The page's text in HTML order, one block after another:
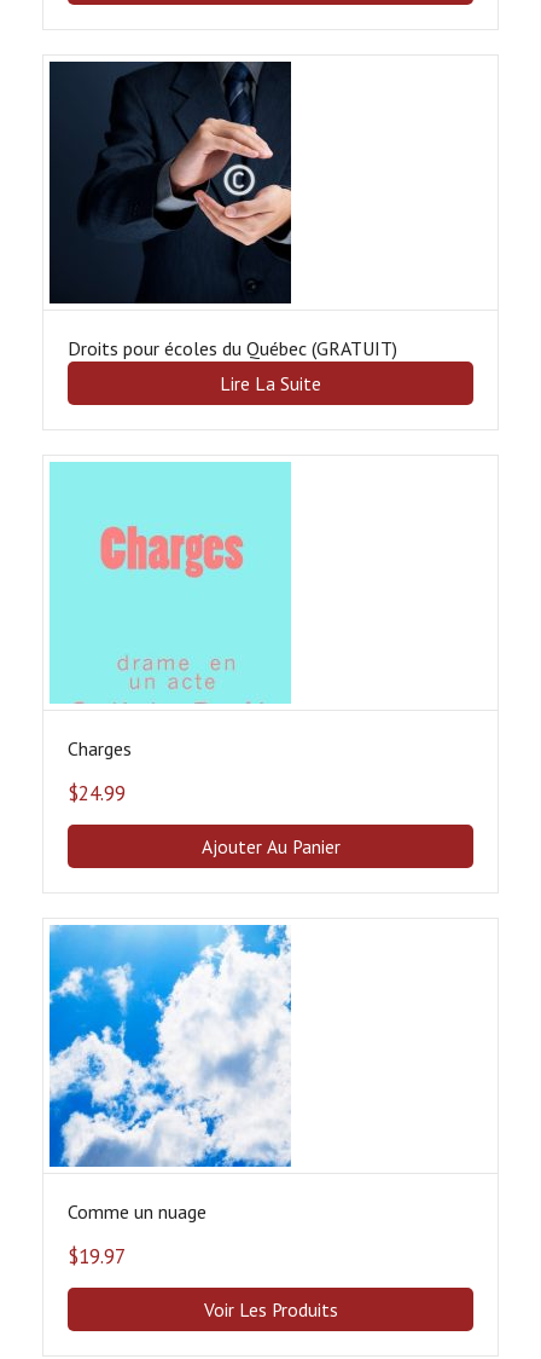
Droits pour écoles du Québec (GRATUIT)
Lire La Suite
Charges
$24.99
Ajouter Au Panier
Comme un nuage
$19.97
Voir Les Produits